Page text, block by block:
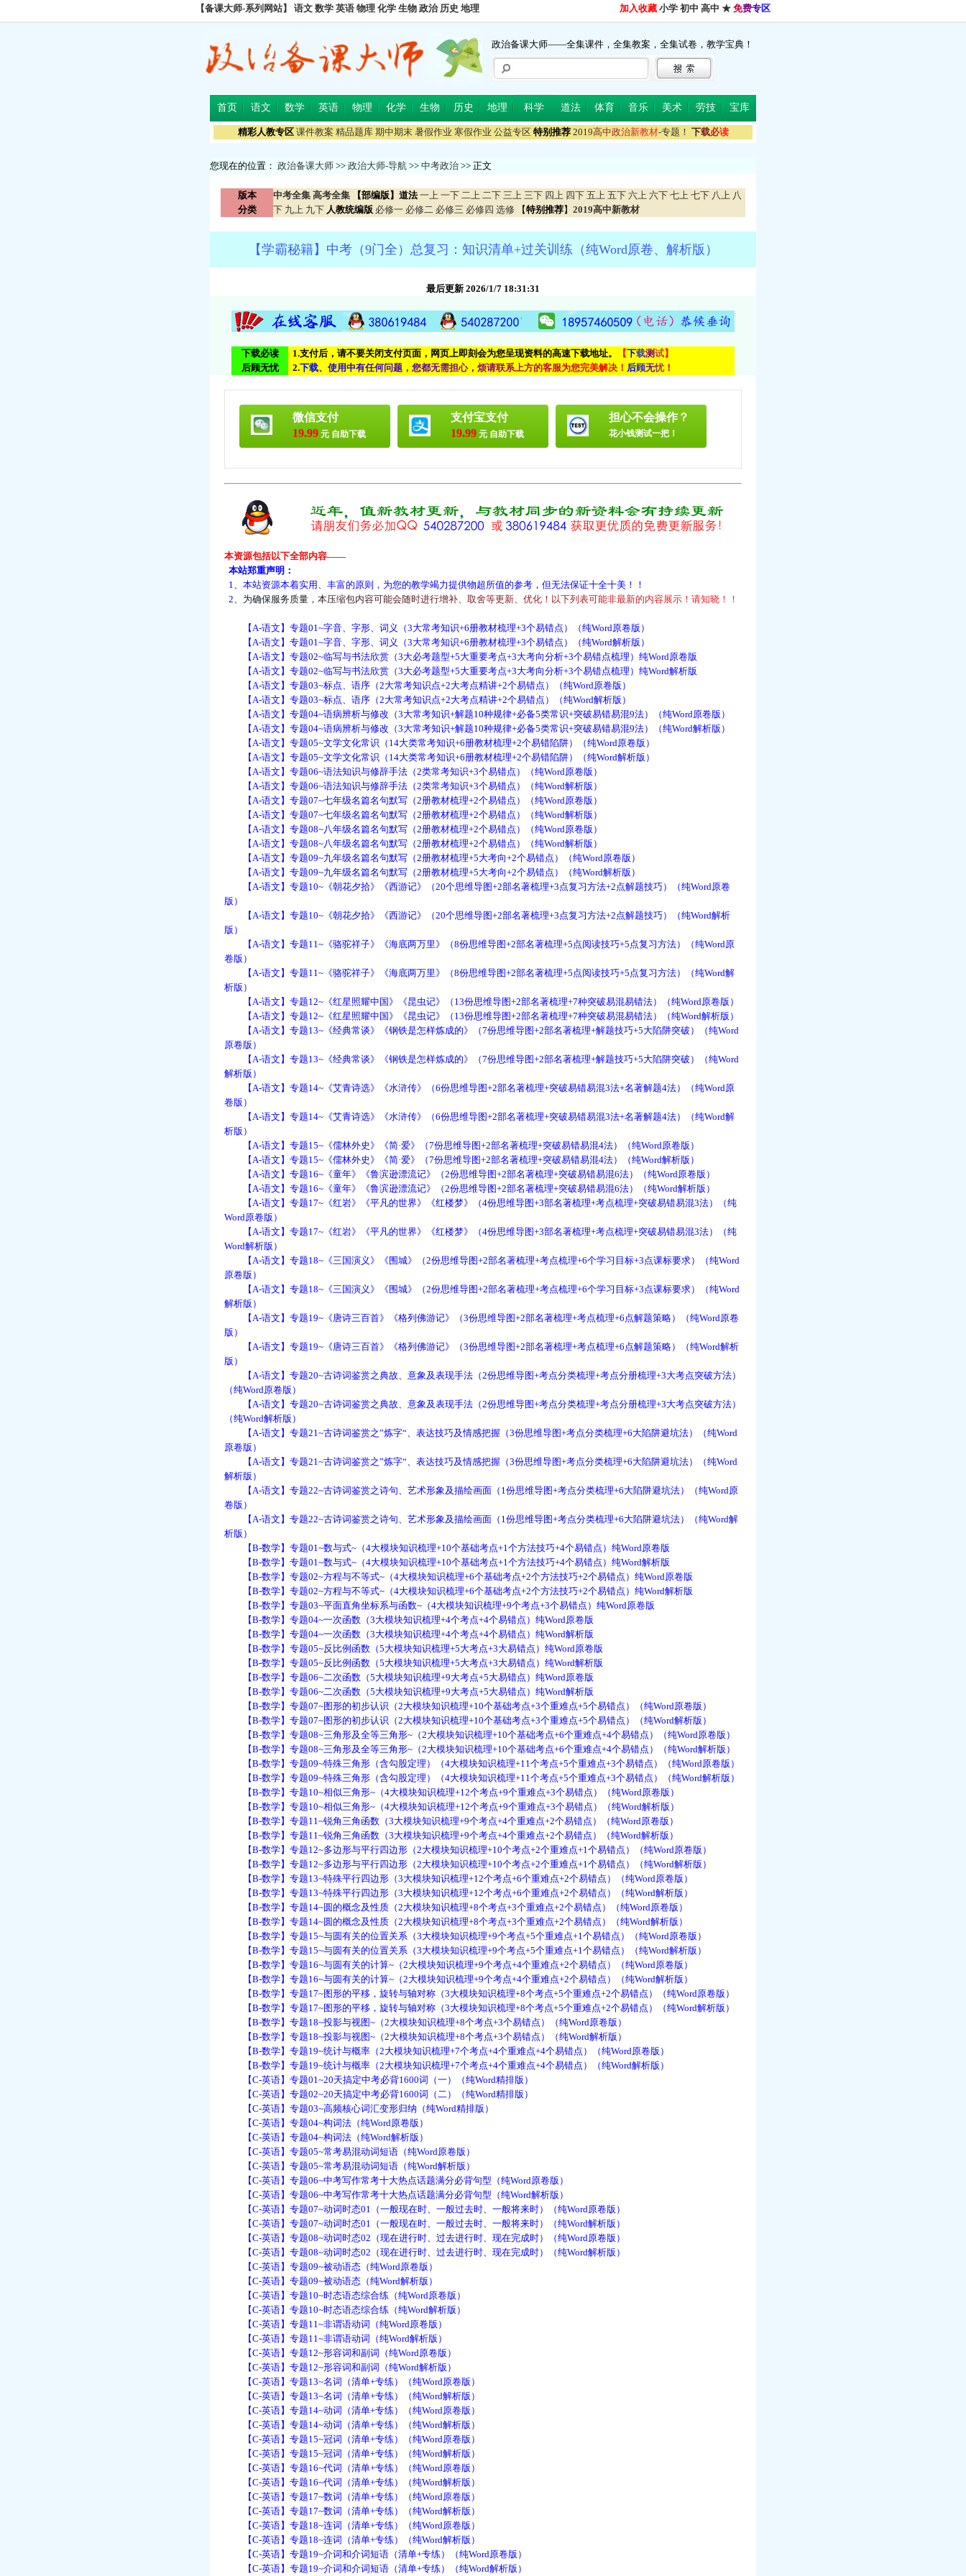
【备课大师-系列网站】 语文 数学 英语 物理 化学 生物 政治 历史 地理 加入收藏 小学 初中 高中 ★ 免费专区
政治备课大师——全集课件，全集教案，全集试卷，教学宝典！
首页 语文 数学 英语 物理 化学 生物 历史 地理 科学 道法 体育 音乐 美术 劳技 宝库
精彩人教专区 课件教案 精品题库 期中期末 暑假作业 寒假作业 公益专区 特别推荐 2019高中政治新教材-专题！ 下载必读
您现在的位置： 政治备课大师 >> 政治大师-导航 >> 中考政治 >> 正文
版本
分类
中考全集 高考全集 【部编版】道法 一上 一下 二上 二下 三上 三下 四上 四下 五上 五下 六上 六下 七上 七下 八上 八
下 九上 九下 人教统编版 必修一 必修二 必修三 必修四 选修 【特别推荐】 2019高中新教材
【学霸秘籍】中考（9门全）总复习：知识清单+过关训练（纯Word原卷、解析版）
最后更新 2026/1/7 18:31:31
下载必读
后顾无忧
1.支付后，请不要关闭支付页面，网页上即刻会为您呈现资料的高速下载地址。 【下载测试】
2.下载、 使用中有任何问题 ， 您都无需担心， 烦请联系上方的客服为您完美解决 ！ 后顾无忧！
微信支付
19.99 元 自助下载
支付宝支付
19.99 元 自助下载
担心不会操作？
花小钱测试一把！
本资源包括以下全部内容——
本站郑重声明：
1、本站资源本着实用、丰富的原则，为您的教学竭力提供物超所值的参考，但无法保证十全十美！！
2、 为确保服务质量 ， 本压缩包内容可能会随时进行增补、 取舍等更新、 优化 ！ 以下列 表可能非最新的内容展示 ！ 请知晓 ！ ！
【A-语文】专题01~字音、字形、词义（3大常考知识+6册教材梳理+3个易错点）（纯Word原卷版）
【A-语文】专题01~字音、字形、词义（3大常考知识+6册教材梳理+3个易错点）（纯Word解析版）
【A-语文】专题02~临写与书法欣赏（3大必考题型+5大重要考点+3大考向分析+3个易错点梳理）纯Word原卷版
【A-语文】专题02~临写与书法欣赏（3大必考题型+5大重要考点+3大考向分析+3个易错点梳理）纯Word解析版
【A-语文】专题03~标点、语序（2大常考知识点+2大考点精讲+2个易错点）（纯Word原卷版）
【A-语文】专题03~标点、语序（2大常考知识点+2大考点精讲+2个易错点）（纯Word解析版）
【A-语文】专题04~语病辨析与修改（3大常考知识+解题10种规律+必备5类常识+突破易错易混9法）（纯Word原卷版）
【A-语文】专题04~语病辨析与修改（3大常考知识+解题10种规律+必备5类常识+突破易错易混9法）（纯Word解析版）
【A-语文】专题05~文学文化常识（14大类常考知识+6册教材梳理+2个易错陷阱）（纯Word原卷版）
【A-语文】专题05~文学文化常识（14大类常考知识+6册教材梳理+2个易错陷阱）（纯Word解析版）
【A-语文】专题06~语法知识与修辞手法（2类常考知识+3个易错点）（纯Word原卷版）
【A-语文】专题06~语法知识与修辞手法（2类常考知识+3个易错点）（纯Word解析版）
【A-语文】专题07~七年级名篇名句默写（2册教材梳理+2个易错点）（纯Word原卷版）
【A-语文】专题07~七年级名篇名句默写（2册教材梳理+2个易错点）（纯Word解析版）
【A-语文】专题08~八年级名篇名句默写（2册教材梳理+2个易错点）（纯Word原卷版）
【A-语文】专题08~八年级名篇名句默写（2册教材梳理+2个易错点）（纯Word解析版）
【A-语文】专题09~九年级名篇名句默写（2册教材梳理+5大考向+2个易错点）（纯Word原卷版）
【A-语文】专题09~九年级名篇名句默写（2册教材梳理+5大考向+2个易错点）（纯Word解析版）
【A-语文】专题10~《朝花夕拾》《西游记》（20个思维导图+2部名著梳理+3点复习方法+2点解题技巧）（纯Word原卷
版）
【A-语文】专题10~《朝花夕拾》《西游记》（20个思维导图+2部名著梳理+3点复习方法+2点解题技巧）（纯Word解析
版）
【A-语文】专题11~《骆驼祥子》《海底两万里》（8份思维导图+2部名著梳理+5点阅读技巧+5点复习方法）（纯Word原
卷版）
【A-语文】专题11~《骆驼祥子》《海底两万里》（8份思维导图+2部名著梳理+5点阅读技巧+5点复习方法）（纯Word解
析版）
【A-语文】专题12~《红星照耀中国》《昆虫记》（13份思维导图+2部名著梳理+7种突破易混易错法）（纯Word原卷版）
【A-语文】专题12~《红星照耀中国》《昆虫记》（13份思维导图+2部名著梳理+7种突破易混易错法）（纯Word解析版）
【A-语文】专题13~《经典常谈》《钢铁是怎样炼成的》（7份思维导图+2部名著梳理+解题技巧+5大陷阱突破）（纯Word
原卷版）
【A-语文】专题13~《经典常谈》《钢铁是怎样炼成的》（7份思维导图+2部名著梳理+解题技巧+5大陷阱突破）（纯Word
解析版）
【A-语文】专题14~《艾青诗选》《水浒传》（6份思维导图+2部名著梳理+突破易错易混3法+名著解题4法）（纯Word原
卷版）
【A-语文】专题14~《艾青诗选》《水浒传》（6份思维导图+2部名著梳理+突破易错易混3法+名著解题4法）（纯Word解
析版）
【A-语文】专题15~《儒林外史》《简·爱》（7份思维导图+2部名著梳理+突破易错易混4法）（纯Word原卷版）
【A-语文】专题15~《儒林外史》《简·爱》（7份思维导图+2部名著梳理+突破易错易混4法）（纯Word解析版）
【A-语文】专题16~《童年》《鲁滨逊漂流记》（2份思维导图+2部名著梳理+突破易错易混6法）（纯Word原卷版）
【A-语文】专题16~《童年》《鲁滨逊漂流记》（2份思维导图+2部名著梳理+突破易错易混6法）（纯Word解析版）
【A-语文】专题17~《红岩》《平凡的世界》《红楼梦》（4份思维导图+3部名著梳理+考点梳理+突破易错易混3法）（纯
Word原卷版）
【A-语文】专题17~《红岩》《平凡的世界》《红楼梦》（4份思维导图+3部名著梳理+考点梳理+突破易错易混3法）（纯
Word解析版）
【A-语文】专题18~《三国演义》《围城》（2份思维导图+2部名著梳理+考点梳理+6个学习目标+3点课标要求）（纯Word
原卷版）
【A-语文】专题18~《三国演义》《围城》（2份思维导图+2部名著梳理+考点梳理+6个学习目标+3点课标要求）（纯Word
解析版）
【A-语文】专题19~《唐诗三百首》《格列佛游记》（3份思维导图+2部名著梳理+考点梳理+6点解题策略）（纯Word原卷
版）
【A-语文】专题19~《唐诗三百首》《格列佛游记》（3份思维导图+2部名著梳理+考点梳理+6点解题策略）（纯Word解析
版）
【A-语文】专题20~古诗词鉴赏之典故、意象及表现手法（2份思维导图+考点分类梳理+考点分册梳理+3大考点突破方法）
（纯Word原卷版）
【A-语文】专题20~古诗词鉴赏之典故、意象及表现手法（2份思维导图+考点分类梳理+考点分册梳理+3大考点突破方法）
（纯Word解析版）
【A-语文】专题21~古诗词鉴赏之”炼字“、表达技巧及情感把握（3份思维导图+考点分类梳理+6大陷阱避坑法）（纯Word
原卷版）
【A-语文】专题21~古诗词鉴赏之”炼字“、表达技巧及情感把握（3份思维导图+考点分类梳理+6大陷阱避坑法）（纯Word
解析版）
【A-语文】专题22~古诗词鉴赏之诗句、艺术形象及描绘画面（1份思维导图+考点分类梳理+6大陷阱避坑法）（纯Word原
卷版）
【A-语文】专题22~古诗词鉴赏之诗句、艺术形象及描绘画面（1份思维导图+考点分类梳理+6大陷阱避坑法）（纯Word解
析版）
【B-数学】专题01~数与式~（4大模块知识梳理+10个基础考点+1个方法技巧+4个易错点）纯Word原卷版
【B-数学】专题01~数与式~（4大模块知识梳理+10个基础考点+1个方法技巧+4个易错点）纯Word解析版
【B-数学】专题02~方程与不等式~（4大模块知识梳理+6个基础考点+2个方法技巧+2个易错点）纯Word原卷版
【B-数学】专题02~方程与不等式~（4大模块知识梳理+6个基础考点+2个方法技巧+2个易错点）纯Word解析版
【B-数学】专题03~平面直角坐标系与函数~（4大模块知识梳理+9个考点+3个易错点）纯Word原卷版
【B-数学】专题04~一次函数（3大模块知识梳理+4个考点+4个易错点）纯Word原卷版
【B-数学】专题04~一次函数（3大模块知识梳理+4个考点+4个易错点）纯Word解析版
【B-数学】专题05~反比例函数（5大模块知识梳理+5大考点+3大易错点）纯Word原卷版
【B-数学】专题05~反比例函数（5大模块知识梳理+5大考点+3大易错点）纯Word解析版
【B-数学】专题06~二次函数（5大模块知识梳理+9大考点+5大易错点）纯Word原卷版
【B-数学】专题06~二次函数（5大模块知识梳理+9大考点+5大易错点）纯Word解析版
【B-数学】专题07~图形的初步认识（2大模块知识梳理+10个基础考点+3个重难点+5个易错点）（纯Word原卷版）
【B-数学】专题07~图形的初步认识（2大模块知识梳理+10个基础考点+3个重难点+5个易错点）（纯Word解析版）
【B-数学】专题08~三角形及全等三角形~（2大模块知识梳理+10个基础考点+6个重难点+4个易错点）（纯Word原卷版）
【B-数学】专题08~三角形及全等三角形~（2大模块知识梳理+10个基础考点+6个重难点+4个易错点）（纯Word解析版）
【B-数学】专题09~特殊三角形（含勾股定理）（4大模块知识梳理+11个考点+5个重难点+3个易错点）（纯Word原卷版）
【B-数学】专题09~特殊三角形（含勾股定理）（4大模块知识梳理+11个考点+5个重难点+3个易错点）（纯Word解析版）
【B-数学】专题10~相似三角形~（4大模块知识梳理+12个考点+9个重难点+3个易错点）（纯Word原卷版）
【B-数学】专题10~相似三角形~（4大模块知识梳理+12个考点+9个重难点+3个易错点）（纯Word解析版）
【B-数学】专题11~锐角三角函数（3大模块知识梳理+9个考点+4个重难点+2个易错点）（纯Word原卷版）
【B-数学】专题11~锐角三角函数（3大模块知识梳理+9个考点+4个重难点+2个易错点）（纯Word解析版）
【B-数学】专题12~多边形与平行四边形（2大模块知识梳理+10个考点+2个重难点+1个易错点）（纯Word原卷版）
【B-数学】专题12~多边形与平行四边形（2大模块知识梳理+10个考点+2个重难点+1个易错点）（纯Word解析版）
【B-数学】专题13~特殊平行四边形（3大模块知识梳理+12个考点+6个重难点+2个易错点）（纯Word原卷版）
【B-数学】专题13~特殊平行四边形（3大模块知识梳理+12个考点+6个重难点+2个易错点）（纯Word解析版）
【B-数学】专题14~圆的概念及性质（2大模块知识梳理+8个考点+3个重难点+2个易错点）（纯Word原卷版）
【B-数学】专题14~圆的概念及性质（2大模块知识梳理+8个考点+3个重难点+2个易错点）（纯Word解析版）
【B-数学】专题15~与圆有关的位置关系（3大模块知识梳理+9个考点+5个重难点+1个易错点）（纯Word原卷版）
【B-数学】专题15~与圆有关的位置关系（3大模块知识梳理+9个考点+5个重难点+1个易错点）（纯Word解析版）
【B-数学】专题16~与圆有关的计算~（2大模块知识梳理+9个考点+4个重难点+2个易错点）（纯Word原卷版）
【B-数学】专题16~与圆有关的计算~（2大模块知识梳理+9个考点+4个重难点+2个易错点）（纯Word解析版）
【B-数学】专题17~图形的平移，旋转与轴对称（3大模块知识梳理+8个考点+5个重难点+2个易错点）（纯Word原卷版）
【B-数学】专题17~图形的平移，旋转与轴对称（3大模块知识梳理+8个考点+5个重难点+2个易错点）（纯Word解析版）
【B-数学】专题18~投影与视图~（2大模块知识梳理+8个考点+3个易错点）（纯Word原卷版）
【B-数学】专题18~投影与视图~（2大模块知识梳理+8个考点+3个易错点）（纯Word解析版）
【B-数学】专题19~统计与概率（2大模块知识梳理+7个考点+4个重难点+4个易错点）（纯Word原卷版）
【B-数学】专题19~统计与概率（2大模块知识梳理+7个考点+4个重难点+4个易错点）（纯Word解析版）
【C-英语】专题01~20天搞定中考必背1600词（一）（纯Word精排版）
【C-英语】专题02~20天搞定中考必背1600词（二）（纯Word精排版）
【C-英语】专题03~高频核心词汇变形归纳（纯Word精排版）
【C-英语】专题04~构词法（纯Word原卷版）
【C-英语】专题04~构词法（纯Word解析版）
【C-英语】专题05~常考易混动词短语（纯Word原卷版）
【C-英语】专题05~常考易混动词短语（纯Word解析版）
【C-英语】专题06~中考写作常考十大热点话题满分必背句型（纯Word原卷版）
【C-英语】专题06~中考写作常考十大热点话题满分必背句型（纯Word解析版）
【C-英语】专题07~动词时态01（一般现在时、一般过去时、一般将来时）（纯Word原卷版）
【C-英语】专题07~动词时态01（一般现在时、一般过去时、一般将来时）（纯Word解析版）
【C-英语】专题08~动词时态02（现在进行时、过去进行时、现在完成时）（纯Word原卷版）
【C-英语】专题08~动词时态02（现在进行时、过去进行时、现在完成时）（纯Word解析版）
【C-英语】专题09~被动语态（纯Word原卷版）
【C-英语】专题09~被动语态（纯Word解析版）
【C-英语】专题10~时态语态综合练（纯Word原卷版）
【C-英语】专题10~时态语态综合练（纯Word解析版）
【C-英语】专题11~非谓语动词（纯Word原卷版）
【C-英语】专题11~非谓语动词（纯Word解析版）
【C-英语】专题12~形容词和副词（纯Word原卷版）
【C-英语】专题12~形容词和副词（纯Word解析版）
【C-英语】专题13~名词（清单+专练）（纯Word原卷版）
【C-英语】专题13~名词（清单+专练）（纯Word解析版）
【C-英语】专题14~动词（清单+专练）（纯Word原卷版）
【C-英语】专题14~动词（清单+专练）（纯Word解析版）
【C-英语】专题15~冠词（清单+专练）（纯Word原卷版）
【C-英语】专题15~冠词（清单+专练）（纯Word解析版）
【C-英语】专题16~代词（清单+专练）（纯Word原卷版）
【C-英语】专题16~代词（清单+专练）（纯Word解析版）
【C-英语】专题17~数词（清单+专练）（纯Word原卷版）
【C-英语】专题17~数词（清单+专练）（纯Word解析版）
【C-英语】专题18~连词（清单+专练）（纯Word原卷版）
【C-英语】专题18~连词（清单+专练）（纯Word解析版）
【C-英语】专题19~介词和介词短语（清单+专练）（纯Word原卷版）
【C-英语】专题19~介词和介词短语（清单+专练）（纯Word解析版）